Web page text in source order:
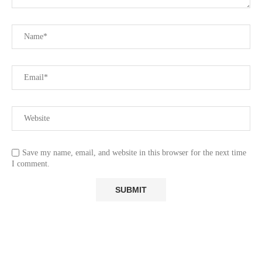
Save my name, email, and website in this browser for the next time
I comment.